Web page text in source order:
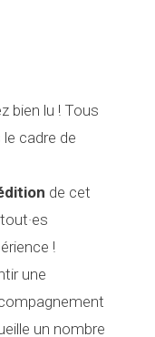
bien lu ! Tous
cadre de
de cet
!
une
un nombre